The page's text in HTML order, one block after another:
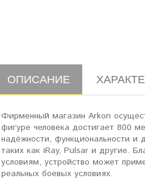
ОПИСАНИЕ
Фирменный магазин Arkon
фигуре человека достигает 800
надёжности, функциональности и
таких как iRay, Pulsar и другие.
условиям, устройство может
реальных боевых условиях.